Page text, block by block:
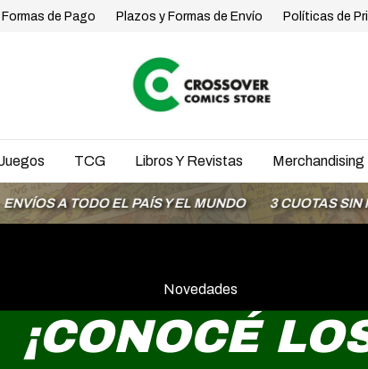
Formas de Pago Plazos y Formas de Envío Políticas de
TCG Libros Y Revistas Merchandising
Y EL MUNDO 3 CUOTAS SIN INTERÉS CON MODO
Novedades
¡CONOCÉ